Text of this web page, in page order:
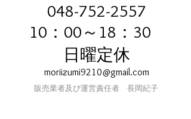
048-752-2557
​ 10：00～18：30
日曜定休
moriizumi9210@gmail.com
販売業者及び運営責任者 長岡紀子